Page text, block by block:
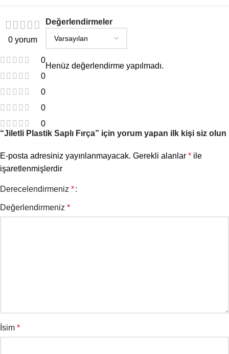
0 yorum
0
0
0
0
0
Değerlendirmeler
Henüz değerlendirme yapılmadı.
“Jiletli Plastik Saplı Fırça” için yorum yapan ilk kişi siz olun
E-posta adresiniz yayınlanmayacak. Gerekli alanlar * ile
işaretlenmişlerdir
Derecelendirmeniz *
Değerlendirmeniz *
İsim *